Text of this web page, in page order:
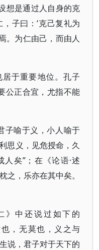
想是通过人自身的克
子曰：‘克己复礼为
。为仁由己，而由人
于重要地位。孔子
公正合宜，尤指不能
子喻于义，小人喻于
思义，见危授命，久
矣”；在《论语·述
之，乐亦在其中矣。
》中还说过如下的
，无莫也，义之与
说，君子对于天下的